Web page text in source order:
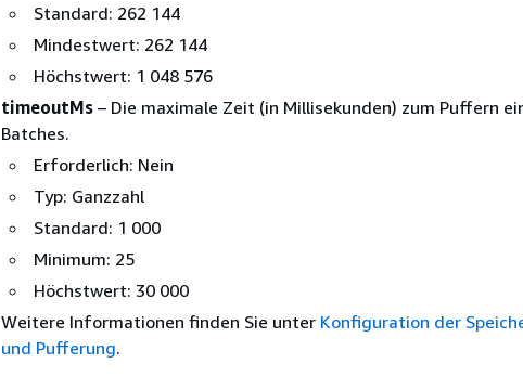
Standard: 262 144
Mindestwert: 262 144
Höchstwert: 1 048 576
timeoutMs – Die maximale Zeit (in Millisekunden) zum Puffern
Batches.
Erforderlich: Nein
Typ: Ganzzahl
Standard: 1 000
Minimum: 25
Höchstwert: 30 000
Weitere Informationen finden Sie unter Konfiguration der
und Pufferung.